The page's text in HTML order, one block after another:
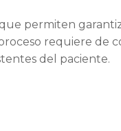
permiten
requiere de
del paciente.